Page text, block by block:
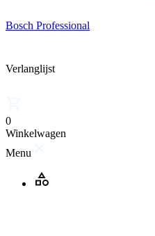
Bosch Professional
Verlanglijst
0
Winkelwagen
Menu